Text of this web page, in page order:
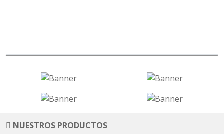
NUESTROS PRODUCTOS